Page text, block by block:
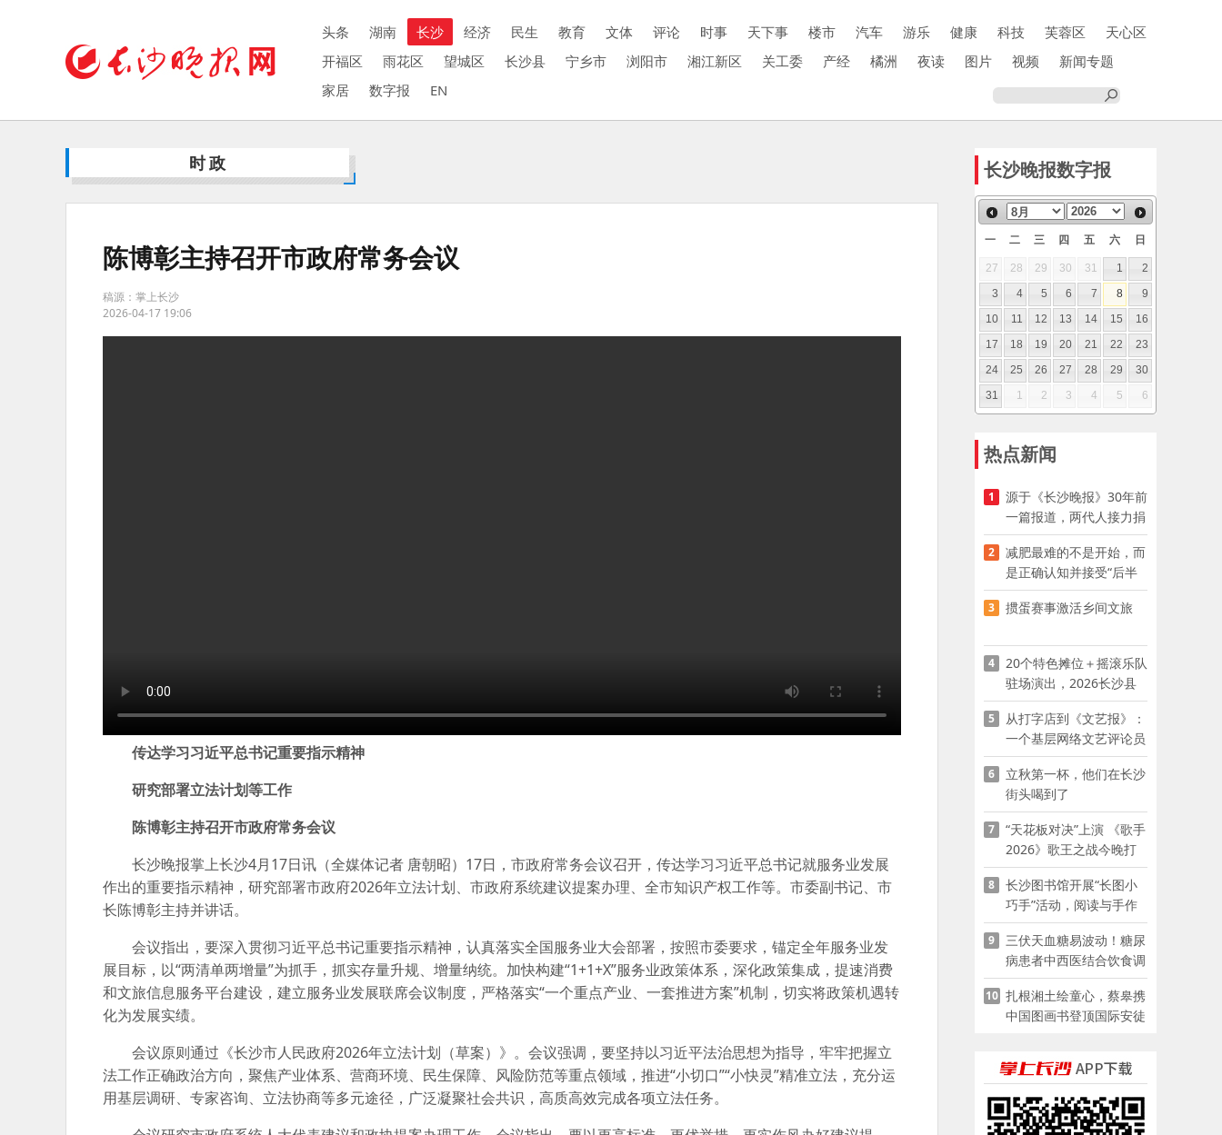
头条 湖南 长沙 经济 民生 教育 文体 评论 时事 天下事 楼市 汽车 游乐 健康 科技 芙蓉区
天心区
开福区
雨花区 望城区 长沙县 宁乡市 浏阳市 湘江新区 关工委 产经 橘洲 夜读 图片 视频
新闻专题
家居
数字报 EN
时政
陈博彰主持召开市政府常务会议
稿源：掌上长沙
2026-04-17 19:06
传达学习习近平总书记重要指示精神
研究部署立法计划等工作
陈博彰主持召开市政府常务会议
长沙晚报掌上长沙4月17日讯（全媒体记者 唐朝昭）17日，市政府常务会议召开，传达学习习近平总书记就服务业发展
作出的重要指示精神，研究部署市政府2026年立法计划、市政府系统建议提案办理、全市知识产权工作等。市委副书记、市
长陈博彰主持并讲话。
会议指出，要深入贯彻习近平总书记重要指示精神，认真落实全国服务业大会部署，按照市委要求，锚定全年服务业发
展目标，以“两清单两增量”为抓手，抓实存量升规、增量纳统。加快构建“1+1+X”服务业政策体系，深化政策集成，提速消费
和文旅信息服务平台建设，建立服务业发展联席会议制度，严格落实“一个重点产业、一套推进方案”机制，切实将政策机遇转
化为发展实绩。
会议原则通过《长沙市人民政府2026年立法计划（草案）》。会议强调，要坚持以习近平法治思想为指导，牢牢把握立
法工作正确政治方向，聚焦产业体系、营商环境、民生保障、风险防范等重点领域，推进“小切口”“小快灵”精准立法，充分运
用基层调研、专家咨询、立法协商等多元途径，广泛凝聚社会共识，高质高效完成各项立法任务。
长沙晚报数字报
一 二 三 四 五 六 日
27 28 29 30 31 1
2
3
4 5 6 7 8
9
10
11 12 13 14 15
16
17
18 19 20 21 22
23
24
25 26 27 28 29
30
31
1 2 3 4 5 6
热点新闻
1
源于《长沙晚报》30年前
一篇报道，两代人接力捐
资助学
2
减肥最难的不是开始，而
是正确认知并接受“后半
程”
3 掼蛋赛事激活乡间文旅
4
20个特色摊位＋摇滚乐队
驻场演出，2026长沙县
夜市嘉年华启幕
5
从打字店到《文艺报》：
一个基层网络文艺评论员
的突围
6
立秋第一杯，他们在长沙
街头喝到了
7
“天花板对决”上演 《歌手
2026》歌王之战今晚打
响
8
长沙图书馆开展“长图小
巧手”活动，阅读与手作
赋能少儿暑期成长
9
三伏天血糖易波动！糖尿
病患者中西医结合饮食调
养指南
10 扎根湘土绘童心，蔡皋携
中国图画书登顶国际安徒